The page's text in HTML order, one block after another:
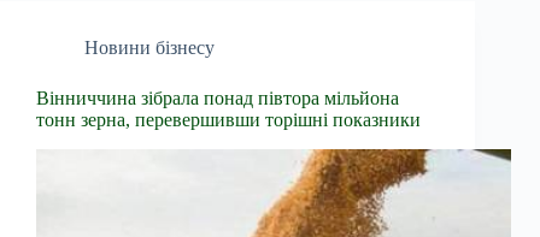
Новини бізнесу
Вінниччина зібрала понад півтора мільйона
тонн зерна, перевершивши торішні показники